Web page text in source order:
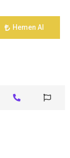
Hemen Al